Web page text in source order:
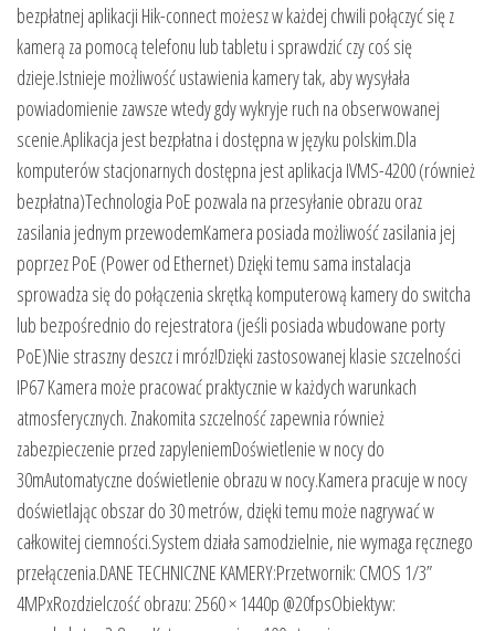
bezpłatnej aplikacji Hik-connect możesz w każdej chwili połączyć się z
kamerą za pomocą telefonu lub tabletu i sprawdzić czy coś się
dzieje.Istnieje możliwość ustawienia kamery tak, aby wysyłała
powiadomienie zawsze wtedy gdy wykryje ruch na obserwowanej
scenie.Aplikacja jest bezpłatna i dostępna w języku polskim.Dla
komputerów stacjonarnych dostępna jest aplikacja IVMS-4200 (również
bezpłatna)Technologia PoE pozwala na przesyłanie obrazu oraz
zasilania jednym przewodemKamera posiada możliwość zasilania jej
poprzez PoE (Power od Ethernet) Dzięki temu sama instalacja
sprowadza się do połączenia skrętką komputerową kamery do switcha
lub bezpośrednio do rejestratora (jeśli posiada wbudowane porty
PoE)Nie straszny deszcz i mróz!Dzięki zastosowanej klasie szczelności
IP67 Kamera może pracować praktycznie w każdych warunkach
atmosferycznych. Znakomita szczelność zapewnia również
zabezpieczenie przed zapyleniemDoświetlenie w nocy do
30mAutomatyczne doświetlenie obrazu w nocy.Kamera pracuje w nocy
doświetlając obszar do 30 metrów, dzięki temu może nagrywać w
całkowitej ciemności.System działa samodzielnie, nie wymaga ręcznego
przełączenia.DANE TECHNICZNE KAMERY:Przetwornik: CMOS 1/3”
4MPxRozdzielczość obrazu: 2560 × 1440p @20fpsObiektyw: